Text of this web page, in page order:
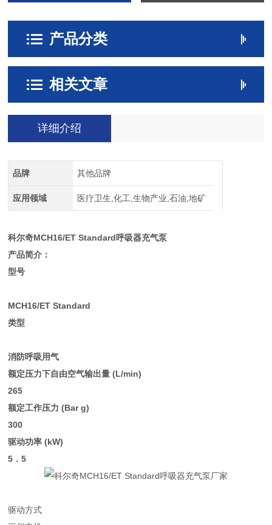
驱动功率 （kW）
5．5
产品分类
相关文章
详细介绍
品牌 其他品牌
应用领域 医疗卫生,化工,生物产业,石油,地矿
科尔奇MCH16/ET Standard呼吸器充气泵
产品简介：
型号
MCH16/ET Standard
类型
消防呼吸用气
额定压力下自由空气输出量 (L/min)
265
额定工作压力 (Bar g)
300
驱动功率 (kW)
5．5
驱动方式